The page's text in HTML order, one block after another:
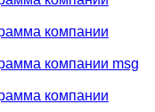
компании
компании msg
компании